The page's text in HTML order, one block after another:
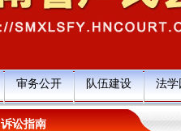
审务公开 队伍建设 法学
诉讼指南